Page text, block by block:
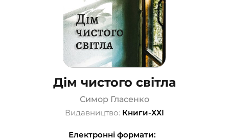
Дім чистого світла
Симор Гласенко
Видавництво: Книги-ХХІ
Електронні формати: